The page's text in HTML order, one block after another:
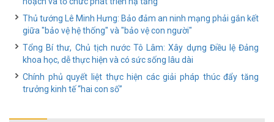
Thủ tướng Lê Minh Hưng: Bảo đảm an ninh mạng phải gắn kết
giữa "bảo vệ hệ thống" và "bảo vệ con người"
Tổng Bí thư, Chủ tịch nước Tô Lâm: Xây dựng Điều lệ Đảng
khoa học, dễ thực hiện và có sức sống lâu dài
Chính phủ quyết liệt thực hiện các giải pháp thúc đẩy tăng
trưởng kinh tế “hai con số”